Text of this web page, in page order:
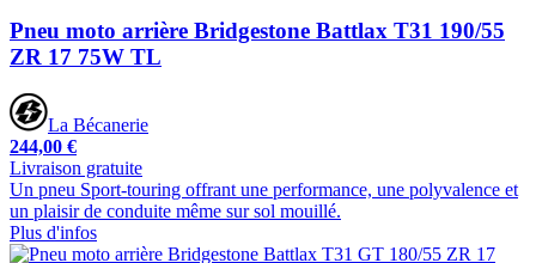
Pneu moto arrière Bridgestone Battlax T31 190/55
ZR 17 75W TL
La Bécanerie
244,00 €
Livraison gratuite
Un pneu Sport-touring offrant une performance, une polyvalence et
un plaisir de conduite même sur sol mouillé.
Plus d'infos